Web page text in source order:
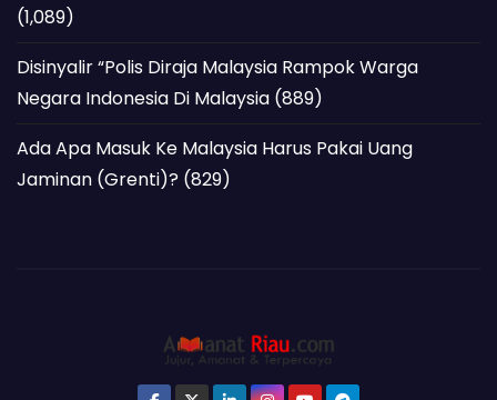
(1,089)
Disinyalir “Polis Diraja Malaysia Rampok Warga
Negara Indonesia Di Malaysia (889)
Ada Apa Masuk Ke Malaysia Harus Pakai Uang
Jaminan (Grenti)? (829)